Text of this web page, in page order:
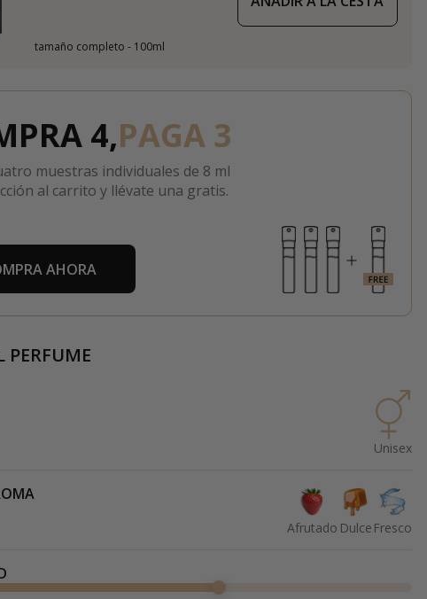
tamaño completo - 100ml
4,PAGA 3
muestras individuales de 8 ml
al carrito y llévate una gratis.
AHORA
PERFUME
Unisex
Afrutado Dulce Fresco